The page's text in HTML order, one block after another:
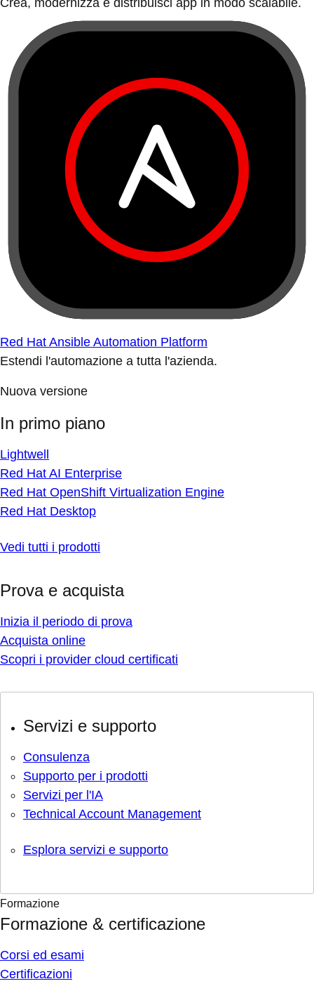
Crea, modernizza e distribuisci app in modo scalabile.
Red Hat Ansible Automation Platform
Estendi l'automazione a tutta l'azienda.
Nuova versione
In primo piano
Lightwell
Red Hat AI Enterprise
Red Hat OpenShift Virtualization Engine
Red Hat Desktop
Vedi tutti i prodotti
Prova e acquista
Inizia il periodo di prova
Acquista online
Scopri i provider cloud certificati
Servizi e supporto
Consulenza
Supporto per i prodotti
Servizi per l'IA
Technical Account Management
Esplora servizi e supporto
Formazione
Formazione & certificazione
Corsi ed esami
Certificazioni